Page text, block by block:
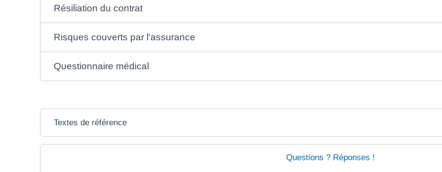
Résiliation du contrat
Risques couverts par l'assurance
Questionnaire médical
Textes de référence
Questions ? Réponses !